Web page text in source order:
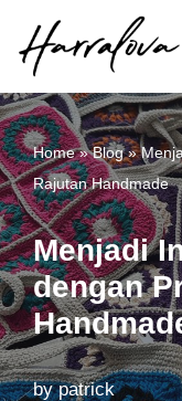
Skip
to
content
Home»Blog»
Rajutan Handmade
Menjadi
dengan
bypatrick